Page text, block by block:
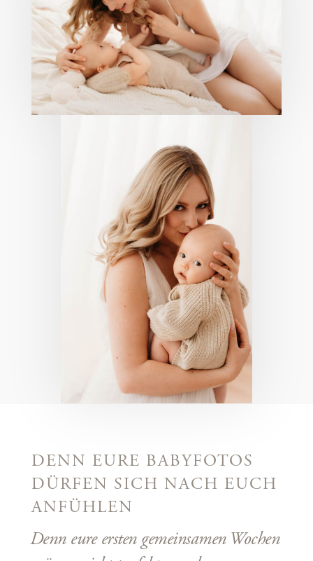
DENN EURE BABYFOTOS
DÜRFEN SICH NACH EUCH
ANFÜHLEN
Denn eure ersten gemeinsamen Wochen